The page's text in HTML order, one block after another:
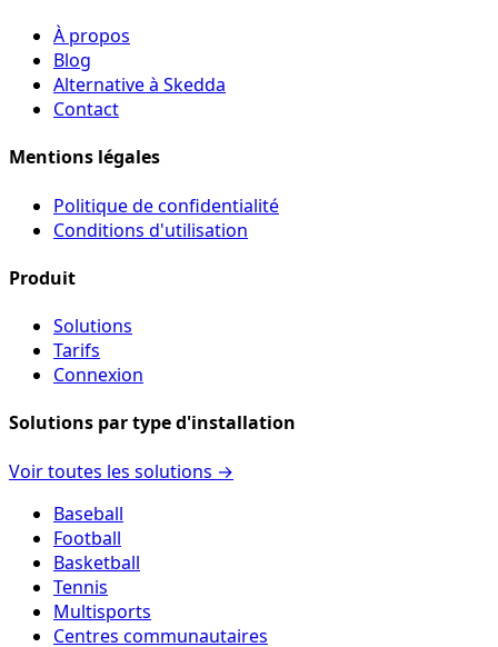
À propos
Blog
Alternative à Skedda
Contact
Mentions légales
Politique de confidentialité
Conditions d'utilisation
Produit
Solutions
Tarifs
Connexion
Solutions par type d'installation
Voir toutes les solutions →
Baseball
Football
Basketball
Tennis
Multisports
Centres communautaires